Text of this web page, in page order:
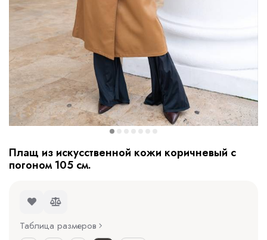
Плащ из искусственной кожи коричневый с
погоном 105 см.
Таблица размеров